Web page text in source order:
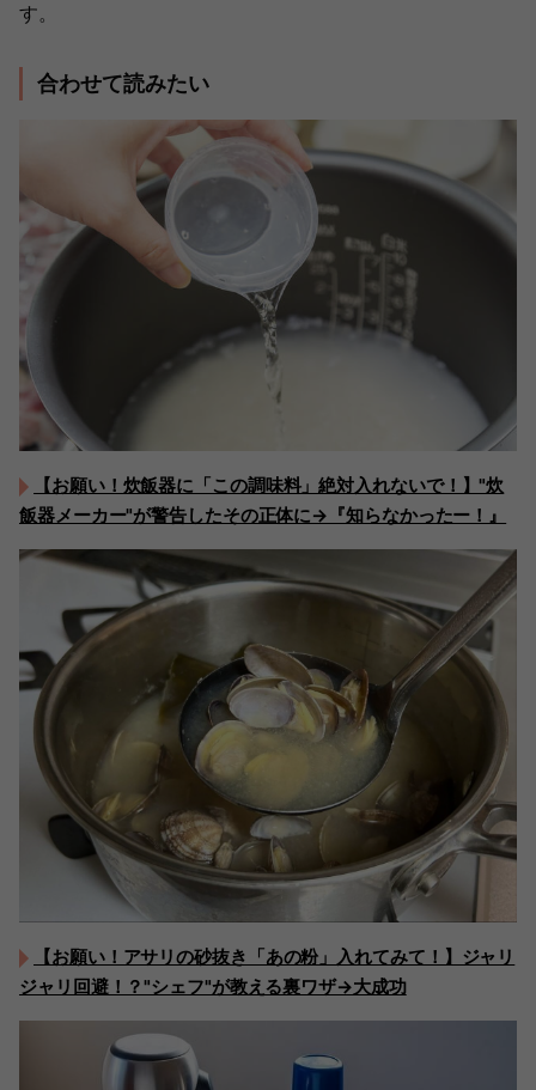
す。
合わせて読みたい
【お願い！炊飯器に「この調味料」絶対入れないで！】"炊
飯器メーカー"が警告したその正体に→『知らなかったー！』
【お願い！アサリの砂抜き「あの粉」入れてみて！】ジャリ
ジャリ回避！？"シェフ"が教える裏ワザ→大成功